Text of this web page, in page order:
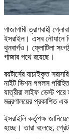
গাজাগামী ত্রাণবাহী
ইসরাইল। এসব নৌযানে
থুনবার্গও। ফ্লোটিলা
গাজার পথে রয়েছে।
রয়টার্সের যাচাইকৃত
নাইট ভিশন গগলস
যাত্রীরা লাইফ ভেস্ট
মন্ত্রণালয়ের প্রকাশিত এক
ইসরাইলি কর্তৃপক্ষ
হচ্ছে। তারা বলেছে,